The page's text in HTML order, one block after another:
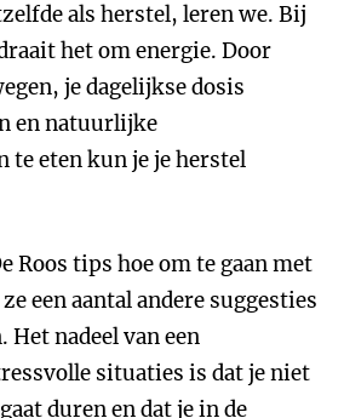
als herstel, leren we. Bij
het om energie. Door
je dagelijkse dosis
en natuurlijke
te eten kun je je herstel
Roos tips hoe om te gaan met
een aantal andere suggesties
Het nadeel van een
situaties is dat je niet
duren en dat je in de